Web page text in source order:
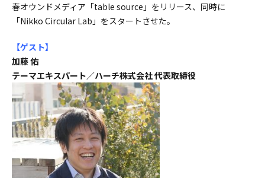
春オウンドメディア「table source」をリリース、同時に
「Nikko Circular Lab」をスタートさせた。
【ゲスト】
加藤 佑
テーマエキスパート／ハーチ株式会社 代表取締役